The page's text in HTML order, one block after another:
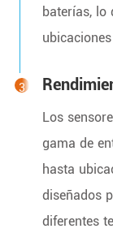
baterías, lo
Los
gama de
hasta
diseñados
diferentes